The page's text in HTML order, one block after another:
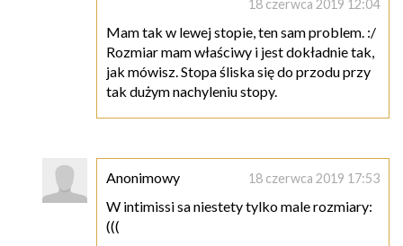
18 czerwca 2019 12:04
Mam tak w lewej stopie, ten sam problem. :/
Rozmiar mam właściwy i jest dokładnie tak,
jak mówisz. Stopa śliska się do przodu przy
tak dużym nachyleniu stopy.
Anonimowy 18 czerwca 2019 17:53
W intimissi sa niestety tylko male rozmiary:
(((